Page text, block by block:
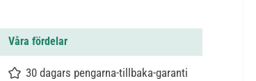
Våra fördelar
30 dagars pengarna-tillbaka-garanti